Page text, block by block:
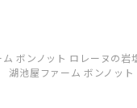
ボンノット ロレーヌの岩
湖池屋ファーム ボンノッ